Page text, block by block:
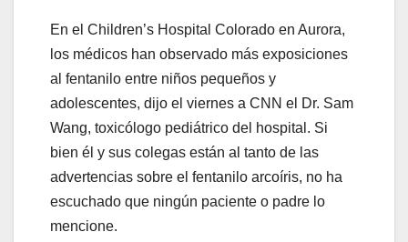
En el Children’s Hospital Colorado en Aurora,
los médicos han observado más exposiciones
al fentanilo entre niños pequeños y
adolescentes, dijo el viernes a CNN el Dr. Sam
Wang, toxicólogo pediátrico del hospital. Si
bien él y sus colegas están al tanto de las
advertencias sobre el fentanilo arcoíris, no ha
escuchado que ningún paciente o padre lo
mencione.